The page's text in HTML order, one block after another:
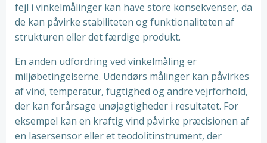
fejl i vinkelmålinger kan have store konsekvenser, da
de kan påvirke stabiliteten og funktionaliteten af ​​
strukturen eller det færdige produkt.
En anden udfordring ved vinkelmåling er
miljøbetingelserne. Udendørs målinger kan påvirkes
af vind, temperatur, fugtighed og andre vejrforhold,
der kan forårsage unøjagtigheder i resultatet. For
eksempel kan en kraftig vind påvirke præcisionen af
en lasersensor eller et teodolitinstrument, der